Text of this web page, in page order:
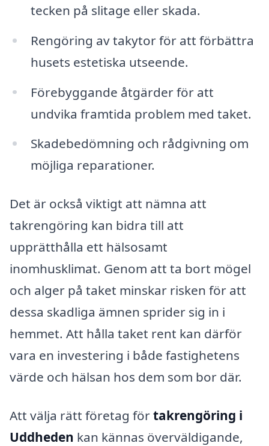
tecken på slitage eller skada.
Rengöring av takytor för att förbättra
husets estetiska utseende.
Förebyggande åtgärder för att
undvika framtida problem med taket.
Skadebedömning och rådgivning om
möjliga reparationer.
Det är också viktigt att nämna att
takrengöring kan bidra till att
upprätthålla ett hälsosamt
inomhusklimat. Genom att ta bort mögel
och alger på taket minskar risken för att
dessa skadliga ämnen sprider sig in i
hemmet. Att hålla taket rent kan därför
vara en investering i både fastighetens
värde och hälsan hos dem som bor där.
Att välja rätt företag förtakrengöring i
Uddheden kan kännas överväldigande,